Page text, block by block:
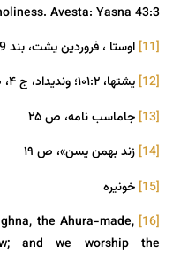
Avesta: Yasna 43:3
[11]
اوستا ، فروردین یشت، بند 129
[12]
یشتها، ۱۰۱:۲؛ وندیداد، ج ۴، ص۱۷۵۷-۱۷۵۸.
[13]
جاماسب نامه، ص ۲۵
[14]
زند بهمن یسن»، ص ۱۹
[15]
خونیره
[16]
the Ahura-made,
and we worship the